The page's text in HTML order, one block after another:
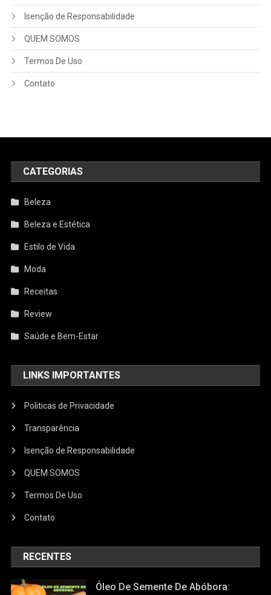
Isenção de Responsabilidade
QUEM SOMOS
Termos De Uso
Contato
CATEGORIAS
Beleza
Beleza e Estética
Estilo de Vida
Moda
Receitas
Review
Saúde e Bem-Estar
LINKS IMPORTANTES
Politicas de Privacidade
Transparência
Isenção de Responsabilidade
QUEM SOMOS
Termos De Uso
Contato
RECENTES
Óleo De Semente De Abóbora: